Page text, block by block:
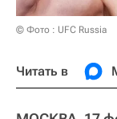
© Фото : UFC Russia
Читать в